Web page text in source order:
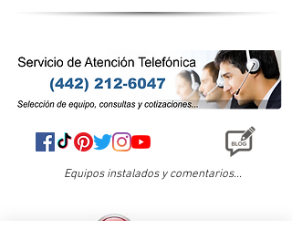
Equipos instalados y comentarios...